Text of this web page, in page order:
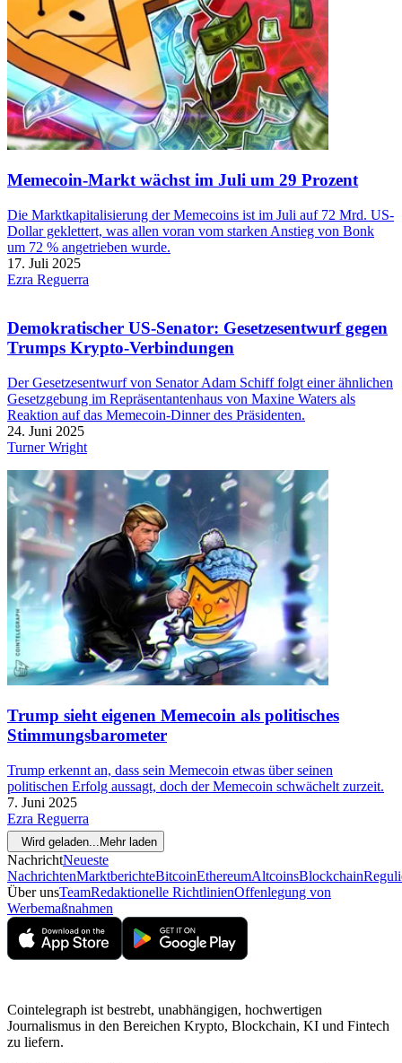
Memecoin-Markt wächst im Juli um 29 Prozent
Die Marktkapitalisierung der Memecoins ist im Juli auf 72 Mrd. US-
Dollar geklettert, was allen voran vom starken Anstieg von Bonk
um 72 % angetrieben wurde.
17. Juli 2025
Ezra Reguerra
Demokratischer US-Senator: Gesetzesentwurf gegen
Trumps Krypto-Verbindungen
Der Gesetzesentwurf von Senator Adam Schiff folgt einer ähnlichen
Gesetzgebung im Repräsentantenhaus von Maxine Waters als
Reaktion auf das Memecoin-Dinner des Präsidenten.
24. Juni 2025
Turner Wright
Trump sieht eigenen Memecoin als politisches
Stimmungsbarometer
Trump erkennt an, dass sein Memecoin etwas über seinen
politischen Erfolg aussagt, doch der Memecoin schwächelt zurzeit.
7. Juni 2025
Ezra Reguerra
Wird geladen... Mehr laden
NachrichtNeueste
NachrichtenMarktberichteBitcoinEthereumAltcoinsBlockchain
Über unsTeamRedaktionelle RichtlinienOffenlegung von
Werbemaßnahmen
Cointelegraph ist bestrebt, unabhängigen, hochwertigen
Journalismus in den Bereichen Krypto, Blockchain, KI und Fintech
zu liefern.